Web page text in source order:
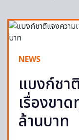
NEWS
แบงก์ชา
เรื่องขา
ล้านบาท